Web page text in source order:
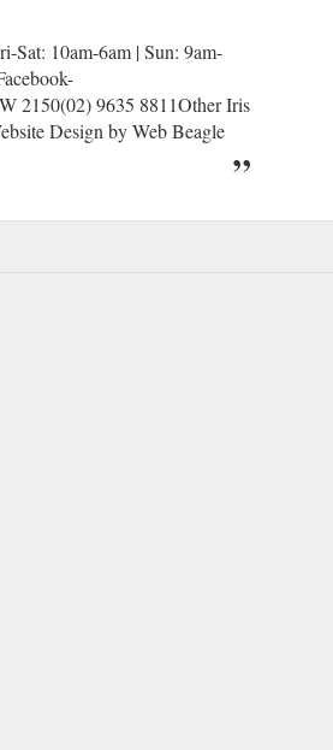
Sat: 10am-6am | Sun: 9am-
2150(02) 9635 8811Other Iris
Design by Web Beagle